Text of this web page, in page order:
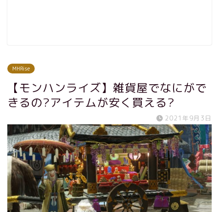
MHRise
【モンハンライズ】雑貨屋でなにがで
きるの?アイテムが安く買える?
2021年9月3日